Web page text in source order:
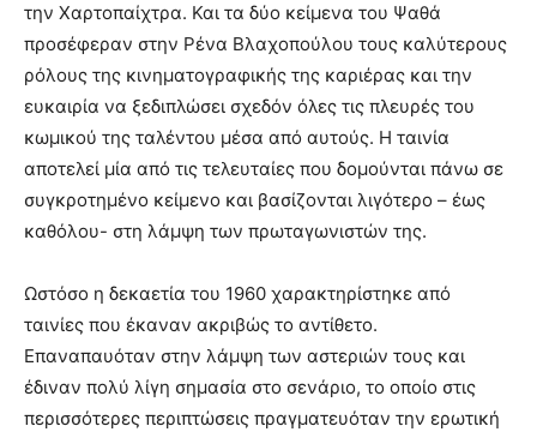
την Χαρτοπαίχτρα. Και τα δύο κείμενα του Ψαθά
προσέφεραν στην Ρένα Βλαχοπούλου τους καλύτερους
ρόλους της κινηματογραφικής της καριέρας και την
ευκαιρία να ξεδιπλώσει σχεδόν όλες τις πλευρές του
κωμικού της ταλέντου μέσα από αυτούς. Η ταινία
αποτελεί μία από τις τελευταίες που δομούνται πάνω σε
συγκροτημένο κείμενο και βασίζονται λιγότερο – έως
καθόλου- στη λάμψη των πρωταγωνιστών της.
Ωστόσο η δεκαετία του 1960 χαρακτηρίστηκε από
ταινίες που έκαναν ακριβώς το αντίθετο.
Επαναπαυόταν στην λάμψη των αστεριών τους και
έδιναν πολύ λίγη σημασία στο σενάριο, το οποίο στις
περισσότερες περιπτώσεις πραγματευόταν την ερωτική